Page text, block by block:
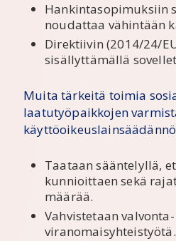
Hankintasopimuksiin
noudattaa vähintään
Direktiivin (2014/24/
sisällyttämällä
Muita tärkeitä toimia
laatutyöpaikkojen
Taataan sääntelyllä,
kunnioittaen sekä
määrää.
Vahvistetaan
viranomaisyhteistyötä.